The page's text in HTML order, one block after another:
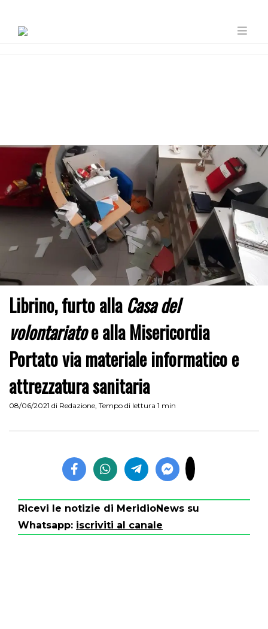
Librino, furto alla Casa del
volontariatoe alla Misericordia
Portato via materiale informatico e
attrezzatura sanitaria
08/06/2021 di Redazione, Tempo di lettura 1 min
Ricevi le notizie di MeridioNews su
Whatsapp: iscriviti al canale